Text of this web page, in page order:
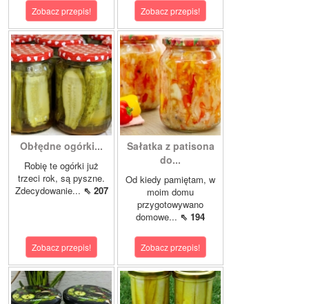
Zobacz przepis! Zobacz przepis!
Obłędne ogórki...
Robię te ogórki już
trzeci rok, są pyszne.
Zdecydowanie... ⇖ 207
Zobacz przepis!
Sałatka z patisona
do...
Od kiedy pamiętam, w
moim domu
przygotowywano
domowe... ⇖ 194
Zobacz przepis!